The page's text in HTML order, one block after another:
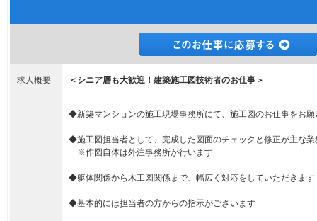
求人概要 ＜シニア層も大歓迎！建築施工図技術者のお仕事＞
◆新築マンションの施工現場事務所にて、施工図のお仕事をお願
◆施工図担当者として、完成した図面のチェックと修正が主な業
※作図自体は外注事務所が行います
◆躯体関係から木工図関係まで、幅広く対応をしていただきます
◆基本的には担当者の方からの指示がございます